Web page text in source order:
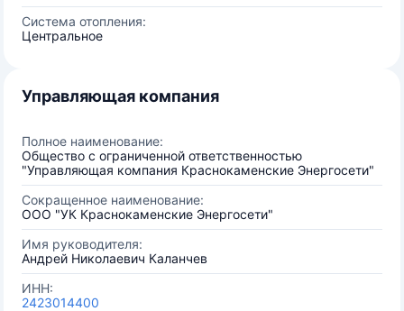
Система отопления:
Центральное
Управляющая компания
Полное наименование:
Общество с ограниченной ответственностью
"Управляющая компания Краснокаменские Энергосети"
Сокращенное наименование:
ООО "УК Краснокаменские Энергосети"
Имя руководителя:
Андрей Николаевич Каланчев
ИНН:
2423014400